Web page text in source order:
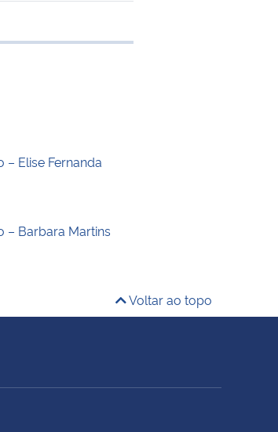
Elise Fernanda
– Barbara Martins
Voltar ao topo